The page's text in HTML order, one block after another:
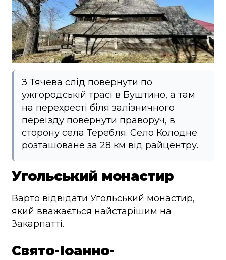
З Тячева слід повернути по
ужгородській трасі в Буштино, а там
на перехресті біля залізничного
переїзду повернути праворуч, в
сторону села Теребля. Село Колодне
розташоване за 28 км від райцентру.
Угольський монастир
Варто відвідати Угольський монастир,
який вважається найстарішим на
Закарпатті.
Свято-Іоанно-